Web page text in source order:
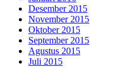
Desember 2015
November 2015
Oktober 2015
September 2015
Agustus 2015
Juli 2015